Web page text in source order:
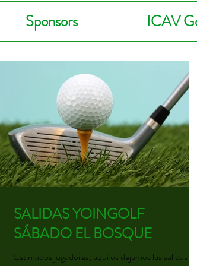
Sponsors ICAV
SALIDAS YOINGOLF
SÁBADO EL BOSQUE
Estimados jugadores, aquí os dejamos las salidas del